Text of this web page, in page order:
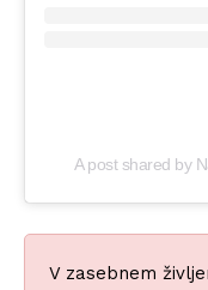
A post shared by
V zasebnem